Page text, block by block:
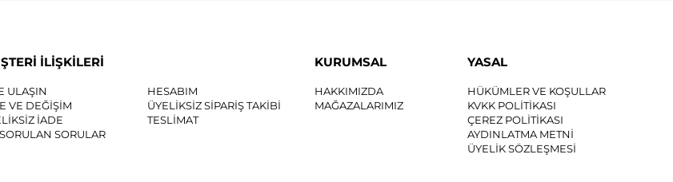
İLİŞKİLERİ
ULAŞIN
HESABIM
VE DEĞİŞİM
ÜYELİKSİZ SİPARİŞ TAKİBİ
İADE
TESLİMAT
SORULAR
KURUMSAL
HAKKIMIZDA
MAĞAZALARIMIZ
YASAL
HÜKÜMLER VE KOŞULLAR
KVKK POLİTİKASI
ÇEREZ POLİTİKASI
AYDINLATMA METNİ
ÜYELİK SÖZLEŞMESİ